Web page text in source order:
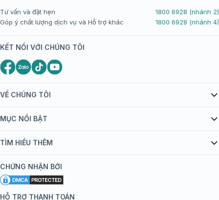
VỀ CHÚNG TÔI
Giới thiệu Tiêm Chủng FPT Long Châu
bán hàng
Chính sách nội dung
Chính sách bảo mật
MỤC NỔI BẬT
Danh mục vắc xin
Đội ngũ bác sĩ, chuyên gia
Hệ thống trung tâm tiêm chủng
TÌM HIỂU THÊM
Khuyến mãi
Tôi nên tiêm gì?
CHỨNG NHẬN BỞI
HỖ TRỢ THANH TOÁN
Tư vấn và đặt hẹn
1800 6928 (nhánh 2)
Góp ý chất lượng dịch vụ và Hỗ trợ khác
1800 6928 (nhánh 4)
KẾT NỐI VỚI CHÚNG TÔI